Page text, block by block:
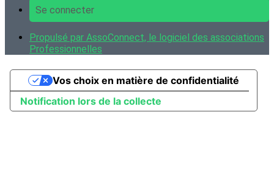
Se connecter
Propulsé par AssoConnect, le logiciel des associations
Professionnelles
Notification lors de la collecte
Vos choix en matière de confidentialité